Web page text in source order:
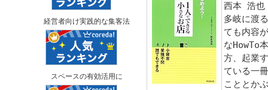
経営者向け実践的な集客法
スペースの有効活用に
西本 浩
多岐に渡
ても内容
なHowTo
方、起業
ている一
こととか